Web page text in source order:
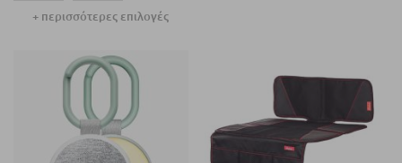
+ περισσότερες επιλογές